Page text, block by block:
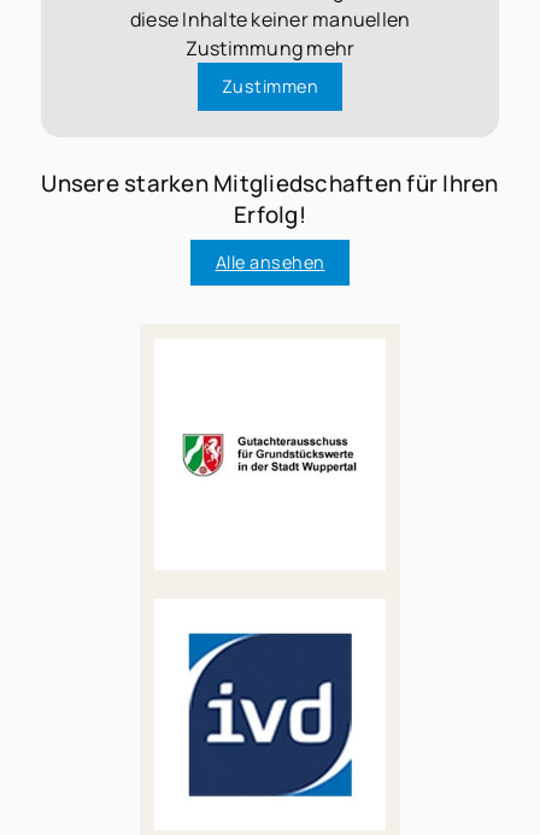
diese Inhalte keiner manuellen
Zustimmung mehr
Zustimmen
Unsere starken Mitgliedschaften für Ihren
Erfolg!
Alle ansehen